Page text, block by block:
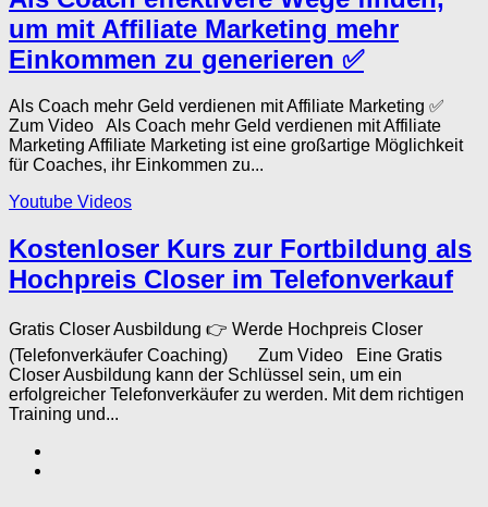
um mit Affiliate Marketing mehr
Einkommen zu generieren ✅
Als Coach mehr Geld verdienen mit Affiliate Marketing ✅
Zum Video Als Coach mehr Geld verdienen mit Affiliate
Marketing Affiliate Marketing ist eine großartige Möglichkeit
für Coaches, ihr Einkommen zu...
Youtube Videos
Kostenloser Kurs zur Fortbildung als
Hochpreis Closer im Telefonverkauf
Gratis Closer Ausbildung 👉 Werde Hochpreis Closer
(Telefonverkäufer Coaching) Zum Video Eine Gratis
Closer Ausbildung kann der Schlüssel sein, um ein
erfolgreicher Telefonverkäufer zu werden. Mit dem richtigen
Training und...